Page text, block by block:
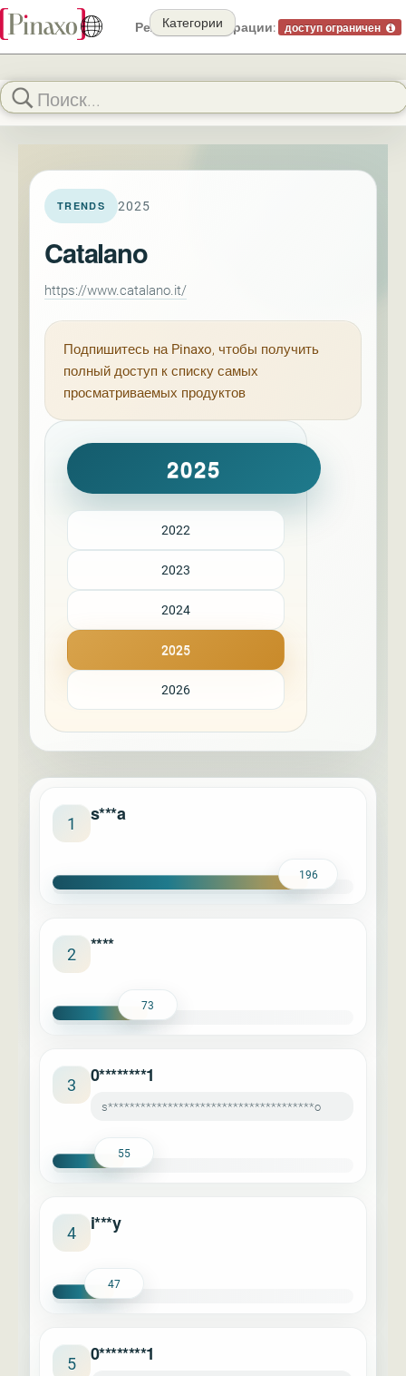
Режим демонстрации: доступ ограничен
Категории
TRENDS 2025
Catalano
https://www.catalano.it/
Подпишитесь на Pinaxo, чтобы получить
полный доступ к списку самых
просматриваемых продуктов
2025
2022
2023
2024
2025
2026
1 s***a
196
2 ****
73
3 0********1
s**************************************o
55
4 i***y
47
5 0********1